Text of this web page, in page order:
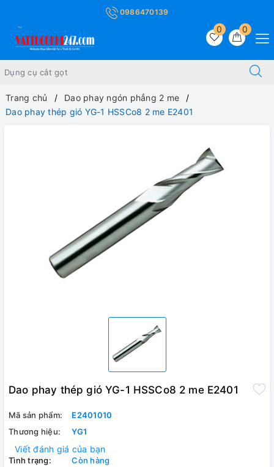
0986470139
0
0
Trang chủ
Dao phay ngón phẳng 2 me
Dao phay thép gió YG-1 HSSCo8 2 me E2401
Dao phay thép gió YG-1 HSSCo8 2 me E2401
Mã sản phẩm:
E2401010
Thương hiệu:
YG1
Viết đánh giá của bạn
Tình trạng: Còn hàng